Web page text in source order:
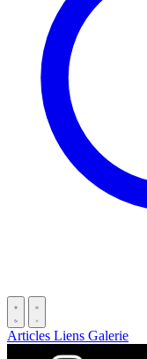
Articles Liens Galerie